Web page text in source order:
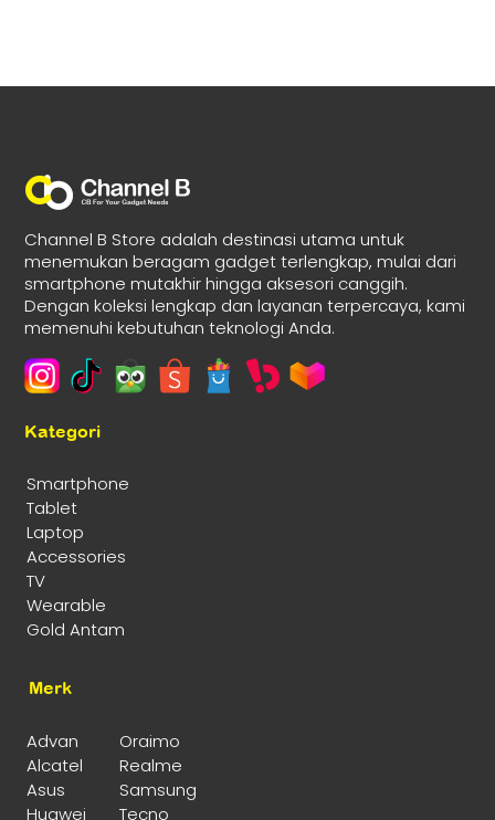
Channel B Store adalah destinasi utama untuk
menemukan beragam gadget terlengkap, mulai dari
smartphone mutakhir hingga aksesori canggih.
Dengan koleksi lengkap dan layanan terpercaya, kami
memenuhi kebutuhan teknologi Anda.
Kategori
Smartphone
Tablet
Laptop
Accessories
TV
Wearable
Gold Antam
Merk
Advan
Oraimo
Alcatel
Realme
Asus
Samsung
Huawei
Tecno